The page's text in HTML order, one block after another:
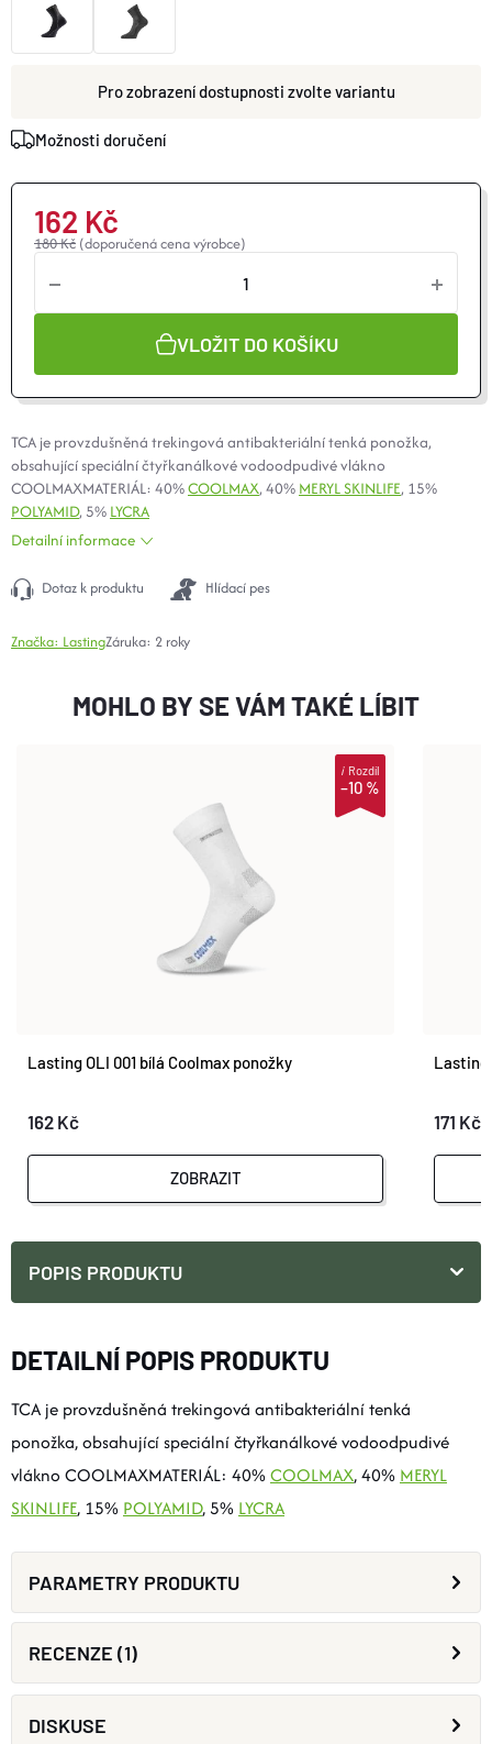
O nás
Moje objednávka
zvolte variantu
Možnosti doručení
180 Kč (doporučená cena výrobce)
162 Kč
VLOŽIT DO KOŠÍKU
TCA je provzdušněná trekingová antibakteriální tenká ponožka,
obsahující speciální čtyřkanálkové vodoodpudivé vlákno
COOLMAXMATERIÁL: 40%COOLMAX, 40% MERYL SKINLIFE, 15%
POLYAMID, 5% LYCRA
Detailní informace
Dotaz k produktu Hlídací pes
Značka: LastingZáruka: 2 roky
MOHLO BY SE VÁM TAKÉ LÍBIT
–10 %
iRozdíl
Lasting OLI 001 bílá Coolmax ponožky
162 Kč
ZOBRAZIT
Lasting
171 Kč
POPIS PRODUKTU
DETAILNÍ POPIS PRODUKTU
TCA je provzdušněná trekingová antibakteriální tenká
ponožka, obsahující speciální čtyřkanálkové vodoodpudivé
vlákno COOLMAXMATERIÁL: 40%COOLMAX, 40% MERYL
SKINLIFE, 15% POLYAMID, 5% LYCRA
PARAMETRY PRODUKTU
RECENZE (1)
DISKUSE